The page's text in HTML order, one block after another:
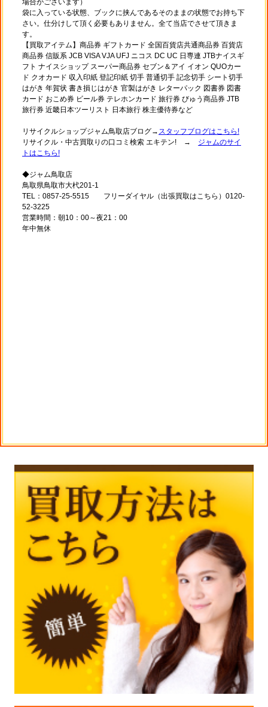
場合がございます）
袋に入っている状態、ブックに挟んであるそのままの状態でお持ち下
さい。仕分けして頂く必要もありません。全て当店でさせて頂きま
す。
【買取アイテム】商品券 ギフトカード 全国百貨店共通商品券 百貨店
商品券 信販系 JCB VISA VJA UFJ ニコス DC UC 日専連 JTBナイスギ
フト ナイスショップ スーパー商品券 セブン＆アイ イオン QUOカー
ド クオカード 収入印紙 登記印紙 切手 普通切手 記念切手 シート切手
はがき 年賀状 書き損じはがき 官製はがき レターパック 図書券 図書
カード おこめ券 ビール券 テレホンカード 旅行券 びゅう商品券 JTB
旅行券 近畿日本ツーリスト 日本旅行 株主優待券など
リサイクルショップジャム鳥取店ブログ→ スタッフブログはこちら!
リサイクル・中古買取りの口コミ検索 エキテン! → ジャムのサイ
トはこちら!
◆ジャム鳥取店
鳥取県鳥取市大杙201-1
TEL：0857-25-5515 フリーダイヤル（出張買取はこちら）0120-
52-3225
営業時間：朝10：00～夜21：00
年中無休